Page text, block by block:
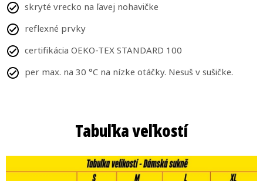
skryté vrecko na ľavej nohavičke
reflexné prvky
certifikácia OEKO-TEX STANDARD 100
per max. na 30 °C na nízke otáčky. Nesuš v sušičke.
Tabuľka veľkostí